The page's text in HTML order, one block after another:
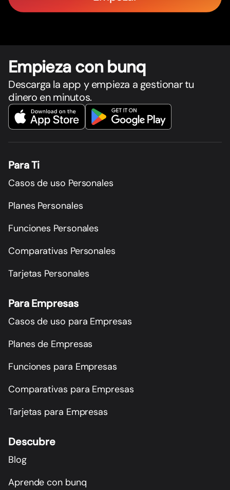
Empieza con bunq
Descarga la app y empieza a gestionar tu
dinero en minutos.
Para Ti
Casos de uso Personales
Planes Personales
Funciones Personales
Comparativas Personales
Tarjetas Personales
Para Empresas
Casos de uso para Empresas
Planes de Empresas
Funciones para Empresas
Comparativas para Empresas
Tarjetas para Empresas
Descubre
Blog
Aprende con bunq